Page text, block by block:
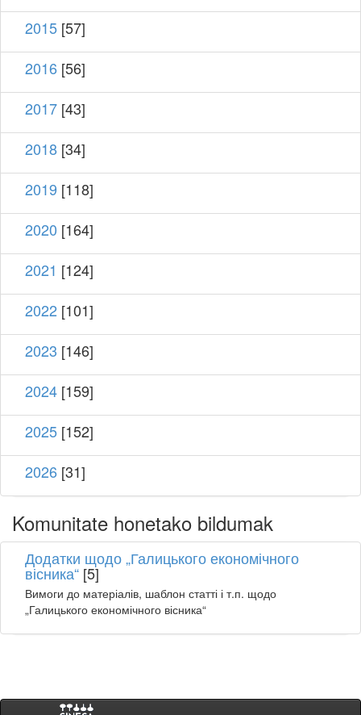
2015 [57]
2016 [56]
2017 [43]
2018 [34]
2019 [118]
2020 [164]
2021 [124]
2022 [101]
2023 [146]
2024 [159]
2025 [152]
2026 [31]
Komunitate honetako bildumak
Додатки щодо „Галицького економічного
вісника“ [5]
Вимоги до матеріалів, шаблон статті і т.п. щодо
„Галицького економічного вісника“